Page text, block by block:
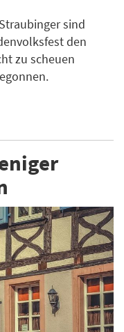
sind
den
zu scheuen